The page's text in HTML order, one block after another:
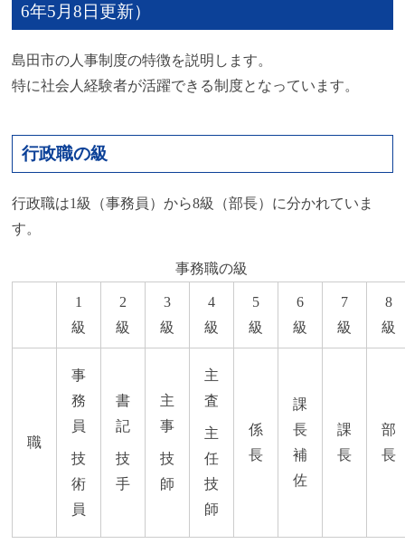
6年5月8日更新）
島田市の人事制度の特徴を説明します。
特に社会人経験者が活躍できる制度となっています。
行政職の級
行政職は1級（事務員）から8級（部長）に分かれていま
す。
事務職の級
1
級
2
級
3
級
4
級
5
級
6
級
7
級
8
級
職
事
務
員
技
術
員
書
記
技
手
主
事
技
師
主
査
主
任
技
師
係
長
課
長
補
佐
課
長
部
長